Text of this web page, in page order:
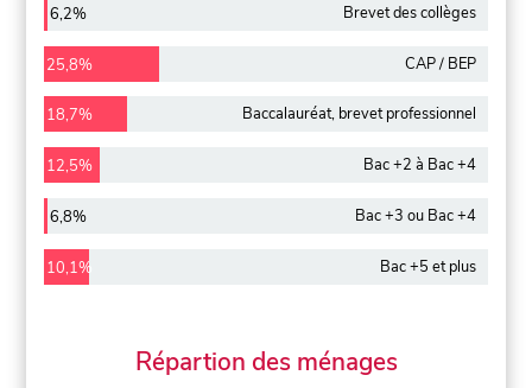
6,2% Brevet des collèges
25,8% CAP / BEP
18,7% Baccalauréat, brevet professionnel
12,5% Bac +2 à Bac +4
6,8% Bac +3 ou Bac +4
10,1% Bac +5 et plus
Répartion des ménages